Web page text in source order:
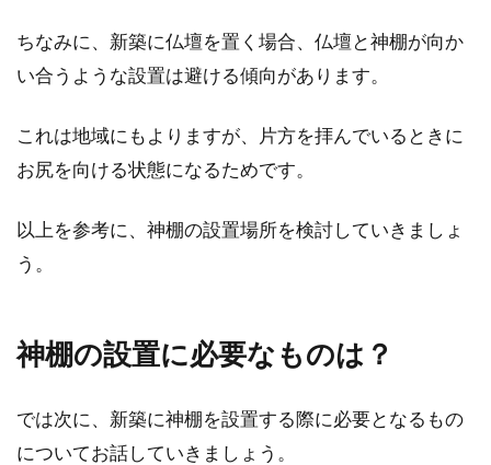
ちなみに、新築に仏壇を置く場合、仏壇と神棚が向か
い合うような設置は避ける傾向があります。
これは地域にもよりますが、片方を拝んでいるときに
お尻を向ける状態になるためです。
以上を参考に、神棚の設置場所を検討していきましょ
う。
神棚の設置に必要なものは？
では次に、新築に神棚を設置する際に必要となるもの
についてお話していきましょう。